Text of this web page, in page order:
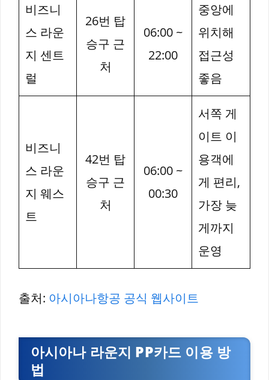
비즈니
스 라운
지 센트
럴
26번 탑
승구 근
처
06:00 ~
22:00
중앙에
위치해
접근성
좋음
비즈니
스 라운
지 웨스
트
42번 탑
승구 근
처
06:00 ~
00:30
서쪽 게
이트 이
용객에
게 편리,
가장 늦
게까지
운영
출처: 아시아나항공 공식 웹사이트
아시아나 라운지 PP카드 이용 방
법